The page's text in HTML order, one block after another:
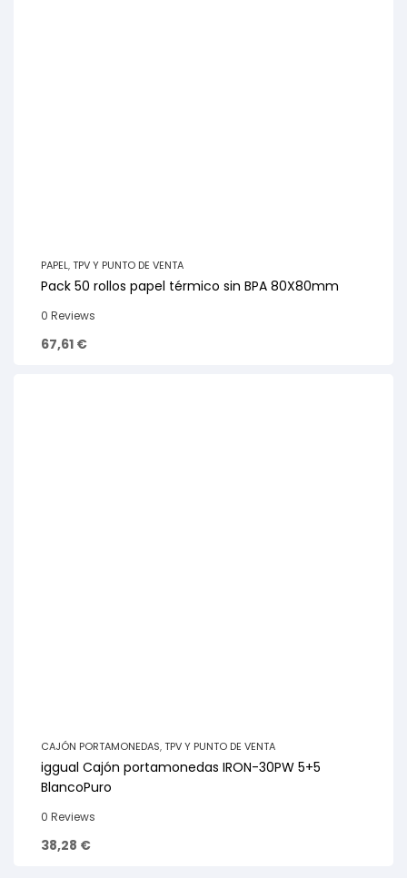
PAPEL,TPV Y PUNTO DE VENTA
Pack 50 rollos papel térmico sin BPA 80X80mm
0 Reviews
67,61 €
CAJÓN PORTAMONEDAS,TPV Y PUNTO DE VENTA
iggual Cajón portamonedas IRON-30PW 5+5
BlancoPuro
0 Reviews
38,28 €